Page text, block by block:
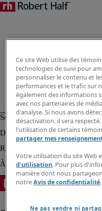
Ce site Web utilise des
technologies de suivi pour
personnaliser le contenu et
performances et le trafic sur
également des informations
avec nos partenaires de
d'analyse. Si nous avons
désactivation, il sera
l'utilisation de certains
partager mes
Votre utilisation du site Web
d'utilisation. Pour plus
manière dont nous
notreAvis de confidentialité.
Ne pas vendre ni